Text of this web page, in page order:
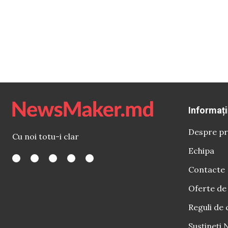
Cu noi totu-i clar
Despre
Echipa
Contacte
Oferte
Reguli de
Susțineți